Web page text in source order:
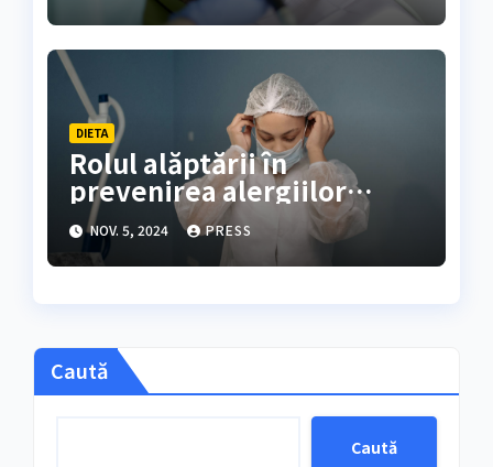
DIETA
Rolul alăptării în
prevenirea alergiilor
alimentare
NOV. 5, 2024 PRESS
Caută
Caută